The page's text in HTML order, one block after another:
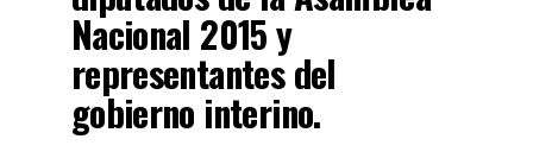
Nacional 2015 y
representantes del
gobierno interino.